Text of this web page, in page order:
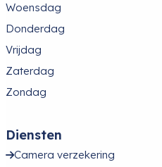
Woensdag
Donderdag
Vrijdag
Zaterdag
Zondag
Diensten
Camera verzekering